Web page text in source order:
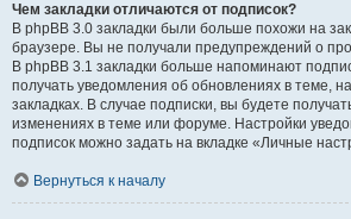
Чем закладки отличаются от подписок?
В phpBB 3.0 закладки были больше похожи на
браузере. Вы не получали предупреждений о
В phpBB 3.1 закладки больше напоминают
получать уведомления об обновлениях в теме,
закладках. В случае подписки, вы будете
изменениях в теме или форуме. Настройки
подписок можно задать на вкладке «Личные
Вернуться к началу